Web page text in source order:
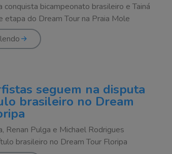
conquista bicampeonato brasileiro e Tainá
etapa do Dream Tour na Praia Mole
seguem na disputa
brasileiro no Dream
Renan Pulga e Michael Rodrigues
brasileiro no Dream Tour Floripa